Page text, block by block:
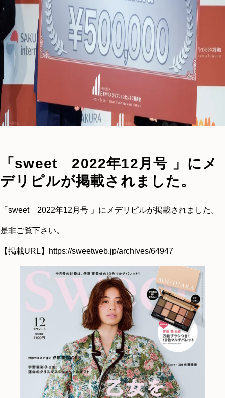
「sweet 2022年12月号 」にメ
デリピルが掲載されました。
「sweet 2022年12月号 」にメデリピルが掲載されました。
是非ご覧下さい。
【掲載URL】 https://sweetweb.jp/archives/64947